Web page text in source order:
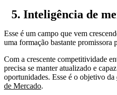
5. Inteligência de
Esse é um campo que vem
uma formação bastante promissora
Com a crescente competitividade
precisa se manter atualizado e
oportunidades. Esse é o objetivo da
de Mercado.